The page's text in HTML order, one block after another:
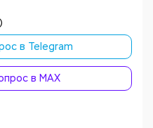
в Telegram
в MAX